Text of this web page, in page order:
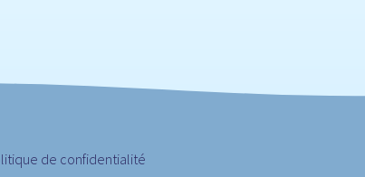
de confidentialité